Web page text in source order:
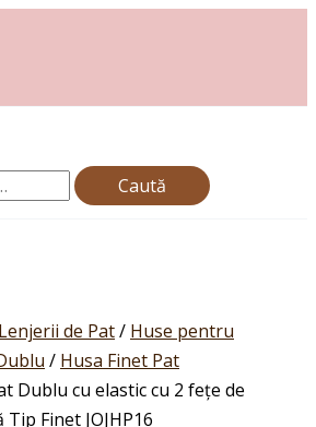
Caută
Lenjerii de Pat/ Huse pentru
/ Husa Finet Pat
Dublu cu elastic cu 2 fețe de
Finet JOJHP16
este:
69,00lei.